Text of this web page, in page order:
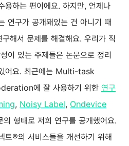
용하는 편이에요. 하지만, 언제나
연구가 공개돼있는 건 아니기 때
해서 문제를 해결해요. 우리가 직
이 있는 주제들은 논문으로 정리
어요. 최근에는 Multi-task
에 잘 사용하기 위한 연구
, Noisy Label, Ondevice
의 형태로 저희 연구를 공개했어요.
트®의 서비스들을 개선하기 위해